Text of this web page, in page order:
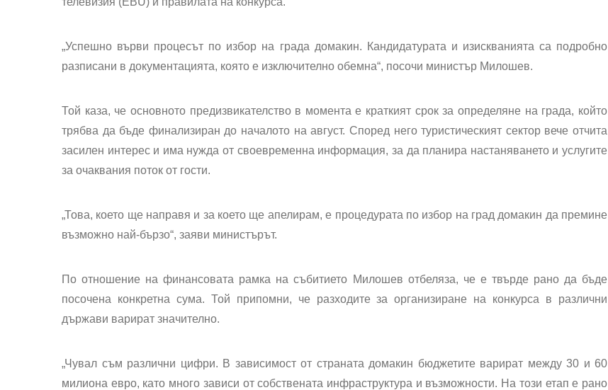
„Успешно върви процесът по избор на града домакин. Кандидатурата и изискванията са подробно
разписани в документацията, която е изключително обемна“, посочи министър Милошев.
Той каза, че основното предизвикателство в момента е краткият срок за определяне на града, който
трябва да бъде финализиран до началото на август. Според него туристическият сектор вече отчита
засилен интерес и има нужда от своевременна информация, за да планира настаняването и услугите
за очаквания поток от гости.
„Това, което ще направя и за което ще апелирам, е процедурата по избор на град домакин да премине
възможно най-бързо“, заяви министърът.
По отношение на финансовата рамка на събитието Милошев отбеляза, че е твърде рано да бъде
посочена конкретна сума. Той припомни, че разходите за организиране на конкурса в различни
държави варират значително.
„Чувал съм различни цифри. В зависимост от страната домакин бюджетите варират между 30 и 60
милиона евро, като много зависи от собствената инфраструктура и възможности. На този етап е рано